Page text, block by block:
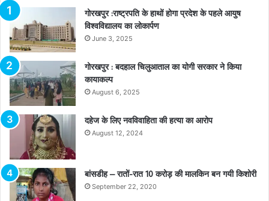
गोरखपुर :राष्ट्रपति के हाथों होगा प्रदेश के पहले आयुष
विश्वविद्यालय का लोकार्पण
June 3, 2025
गोरखपुर : बदहाल चिलुआताल का योगी सरकार ने किया
कायाकल्प
August 6, 2025
दहेज के लिए नवविवाहिता की हत्या का आरोप
August 12, 2024
बांसडीह – रातों-रात 10 करोड़ की मालकिन बन गयी किशोरी
September 22, 2020